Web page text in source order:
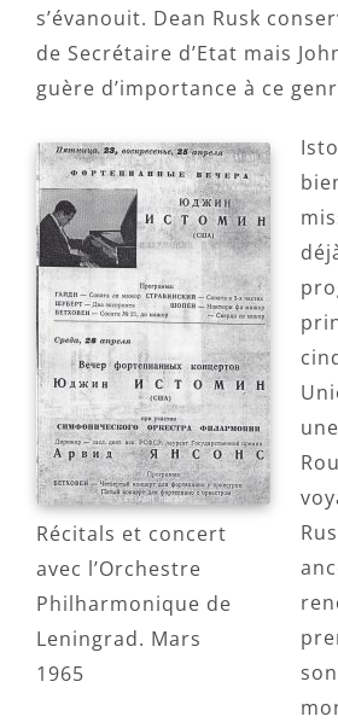
s’évanouit. Dean Rusk
de Secrétaire d’Etat mais
guère d’importance à ce
Récitals et concert
avec l’Orchestre
Philharmonique de
Leningrad. Mars
1965